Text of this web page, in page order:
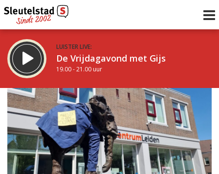
LUISTER LIVE:
De Vrijdagavond met Gijs
19.00 - 21.00 uur
STRAKS:
De avond van Sleutelstad
21.00 - 0.00 uur
Vorig uur
uur 1 van 0 Volgend uur
Inklappen